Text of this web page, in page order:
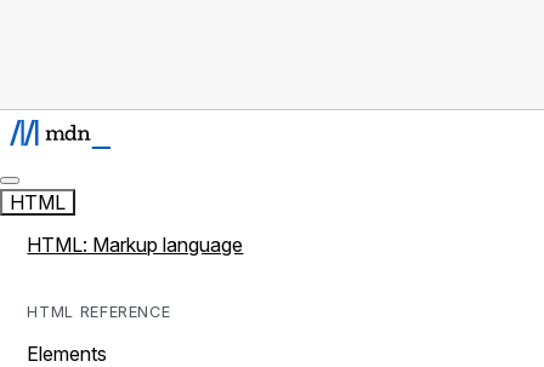
HTML
HTML: Markup language
HTML REFERENCE
Elements